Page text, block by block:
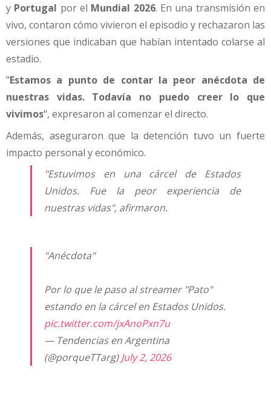
y Portugal por el Mundial 2026. En una transmisión en
vivo, contaron cómo vivieron el episodio y rechazaron las
versiones que indicaban que habían intentado colarse al
estadio.
"Estamos a punto de contar la peor anécdota de
nuestras vidas. Todavía no puedo creer lo que
vivimos", expresaron al comenzar el directo.
Además, aseguraron que la detención tuvo un fuerte
impacto personal y económico.
"Estuvimos en una cárcel de Estados
Unidos. Fue la peor experiencia de
nuestras vidas", afirmaron.
"Anécdota"
Por lo que le paso al streamer "Pato"
estando en la cárcel en Estados Unidos.
pic.twitter.com/jxAnoPxn7u
— Tendencias en Argentina
(@porqueTTarg)July 2, 2026